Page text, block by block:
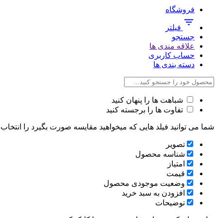
فروشگاه
فیلتر
جستجو
علاقه مندی ها
حساب کاربری
دسته بندی ها
شباهت ها را پنهان کنید
تفاوت ها را برجسته کنید
شما می توانید فیلد هایی که میخواهید مقایسه صورت بگیرد را انتخاب
تصویر
شناسه محصول
امتیاز
قیمت
وضعیت موجودی محصول
افزودن به سبد خرید
توضیحات